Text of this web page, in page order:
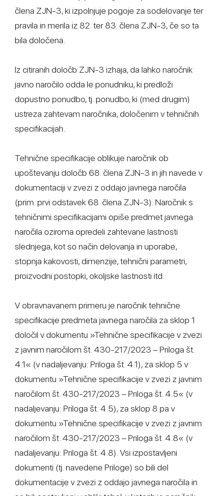
člena ZJN-3, ki izpolnjuje pogoje za sodelovanje ter
pravila in merila iz 82. ter 83. člena ZJN-3, če so ta
bila določena.
Iz citiranih določb ZJN-3 izhaja, da lahko naročnik
javno naročilo odda le ponudniku, ki predloži
dopustno ponudbo, tj. ponudbo, ki (med drugim)
ustreza zahtevam naročnika, določenim v tehničnih
specifikacijah.
Tehnične specifikacije oblikuje naročnik ob
upoštevanju določb 68. člena ZJN-3 in jih navede v
dokumentaciji v zvezi z oddajo javnega naročila
(prim. prvi odstavek 68. člena ZJN-3). Naročnik s
tehničnimi specifikacijami opiše predmet javnega
naročila oziroma opredeli zahtevane lastnosti
slednjega, kot so način delovanja in uporabe,
stopnja kakovosti, dimenzije, tehnični parametri,
proizvodni postopki, okoljske lastnosti itd.
V obravnavanem primeru je naročnik tehnične
specifikacije predmeta javnega naročila za sklop 1
določil v dokumentu »Tehnične specifikacije v zvezi
z javnim naročilom št. 430-217/2023 – Priloga št.
4.1« (v nadaljevanju: Priloga št. 4.1), za sklop 5 v
dokumentu »Tehnične specifikacije v zvezi z javnim
naročilom št. 430-217/2023 – Priloga št. 4.5« (v
nadaljevanju: Priloga št. 4.5), za sklop 8 pa v
dokumentu »Tehnične specifikacije v zvezi z javnim
naročilom št. 430-217/2023 – Priloga št. 4.8« (v
nadaljevanju: Priloga št. 4.8). Vsi izpostavljeni
dokumenti (tj. navedene Priloge) so bili del
dokumentacije v zvezi z oddajo javnega naročila in